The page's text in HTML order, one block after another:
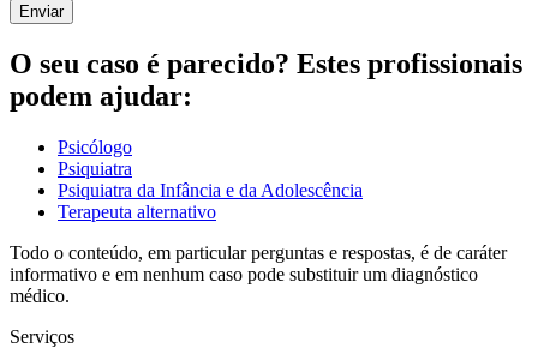
Enviar
O seu caso é parecido? Estes profissionais
podem ajudar:
Psicólogo
Psiquiatra
Psiquiatra da Infância e da Adolescência
Terapeuta alternativo
Todo o conteúdo, em particular perguntas e respostas, é de caráter
informativo e em nenhum caso pode substituir um diagnóstico
médico.
Serviços